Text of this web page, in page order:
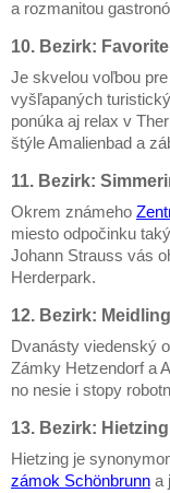
a rozmanitou
10. Bezirk:
Je skvelou voľbou
vyšľapaných
ponúka aj relax v
štýle Amalienbad a
11. Bezirk:
Okrem známeho
miesto odpočinku
Johann Strauss vás
Herderpark.
12. Bezirk: Meidling
Dvanásty viedenský
Zámky Hetzendorf a
no nesie i stopy
13. Bezirk: Hietzing
Hietzing je
zámok Schönbrunn a